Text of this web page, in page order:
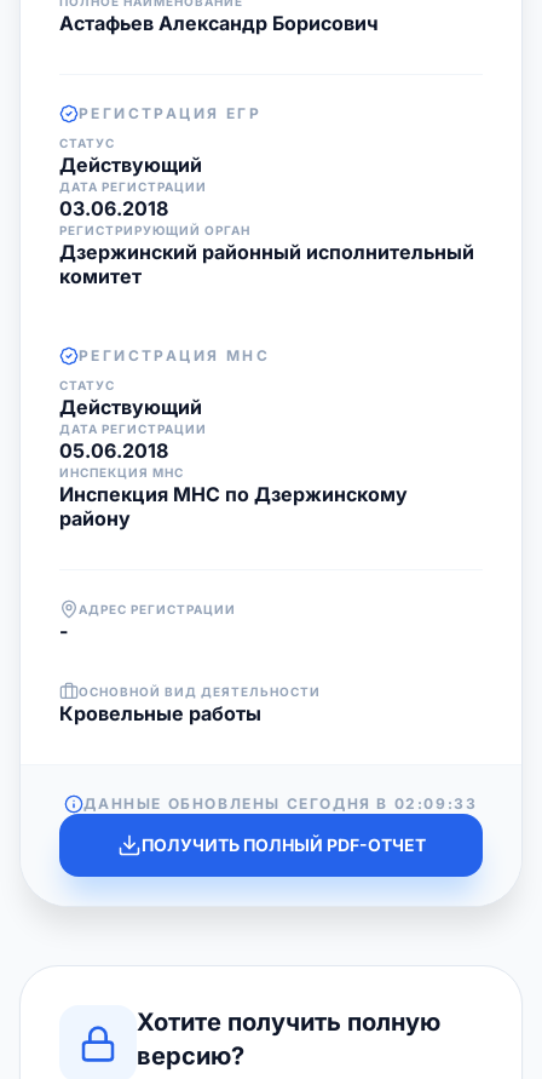
Астафьев Александр Борисович
РЕГИСТРАЦИЯ ЕГР
СТАТУС
Действующий
ДАТА РЕГИСТРАЦИИ
03.06.2018
РЕГИСТРИРУЮЩИЙ ОРГАН
Дзержинский районный исполнительный
комитет
РЕГИСТРАЦИЯ МНС
СТАТУС
Действующий
ДАТА РЕГИСТРАЦИИ
05.06.2018
ИНСПЕКЦИЯ МНС
Инспекция МНС по Дзержинскому
району
АДРЕС РЕГИСТРАЦИИ
-
ОСНОВНОЙ ВИД ДЕЯТЕЛЬНОСТИ
Кровельные работы
ДАННЫЕ ОБНОВЛЕНЫ СЕГОДНЯ В 02:09:33
ПОЛУЧИТЬ ПОЛНЫЙ PDF-ОТЧЕТ
Хотите получить полную
версию?